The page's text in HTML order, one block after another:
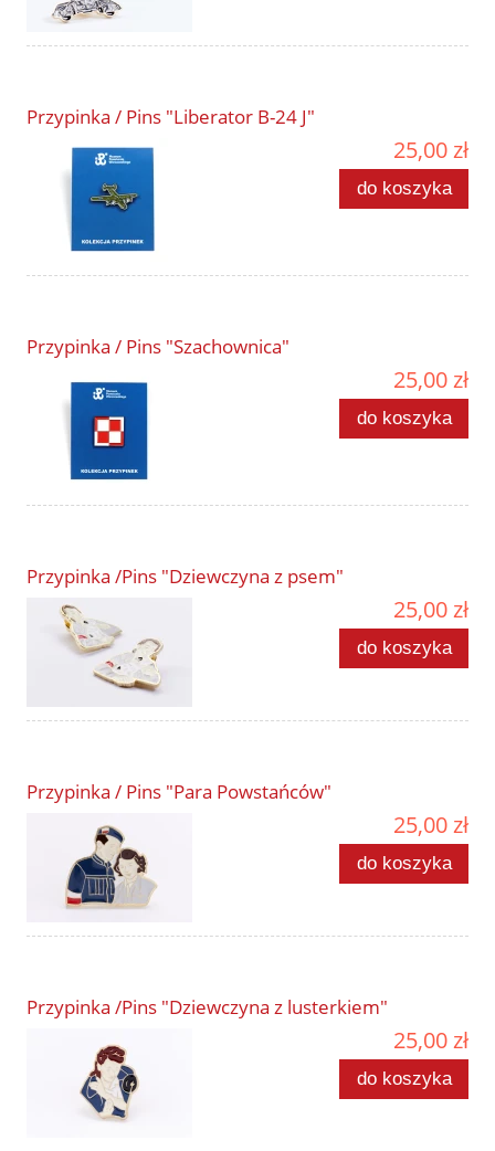
Przypinka / Pins "Liberator B-24 J"
25,00 zł
do koszyka
Przypinka / Pins "Szachownica"
25,00 zł
do koszyka
Przypinka /Pins "Dziewczyna z psem"
25,00 zł
do koszyka
Przypinka / Pins "Para Powstańców"
25,00 zł
do koszyka
Przypinka /Pins "Dziewczyna z lusterkiem"
25,00 zł
do koszyka